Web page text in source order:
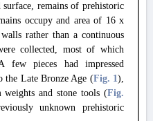
remains of prehistoric
occupy and area of 16 x
rather than a continuous
collected, most of which
few pieces had impressed
the Late Bronze Age (Fig. 1),
weights and stone tools (Fig.
unknown prehistoric